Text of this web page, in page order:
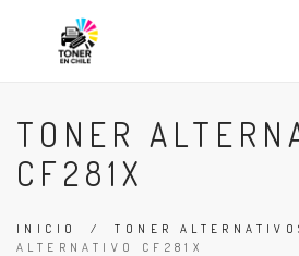
TONER
CF281X
INICIO /TONER
ALTERNATIVO CF281X